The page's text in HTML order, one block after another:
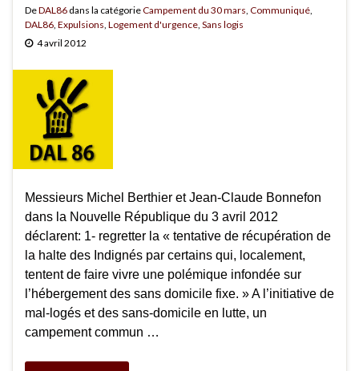
DeDAL86 dans la catégorieCampement du 30 mars Communiqué
DAL86 Expulsions Logement d'urgence Sans logis
4 avril 2012
Messieurs Michel Berthier et Jean-Claude Bonnefon
dans la Nouvelle République du 3 avril 2012
déclarent: 1- regretter la « tentative de récupération de
la halte des Indignés par certains qui, localement,
tentent de faire vivre une polémique infondée sur
l’hébergement des sans domicile fixe. » A l’initiative de
mal-logés et des sans-domicile en lutte, un
campement commun …